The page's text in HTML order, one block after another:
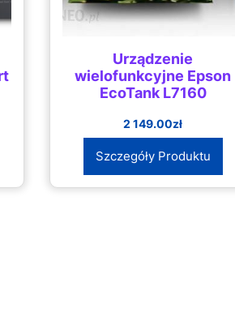
Urządzenie
wielofunkcyjne Epson
EcoTank L7160
2 149.00zł
Szczegóły Produktu